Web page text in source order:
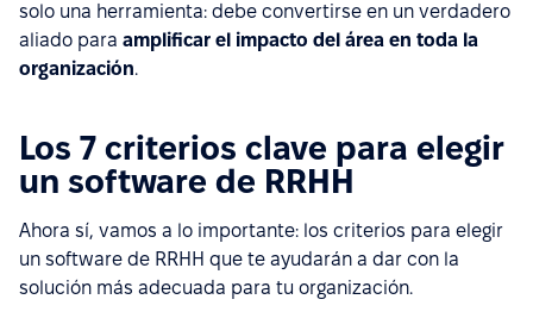
solo una herramienta: debe convertirse en un verdadero
aliado para amplificar el impacto del área en toda la
organización.
Los 7 criterios clave para elegir
un software de RRHH
Ahora sí, vamos a lo importante: los criterios para elegir
un software de RRHH que te ayudarán a dar con la
solución más adecuada para tu organización.